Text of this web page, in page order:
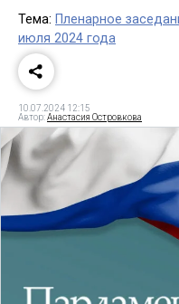
Тема: Пленарное
июля 2024 года
10.07.2024 12:15
Автор:Анастасия Островкова